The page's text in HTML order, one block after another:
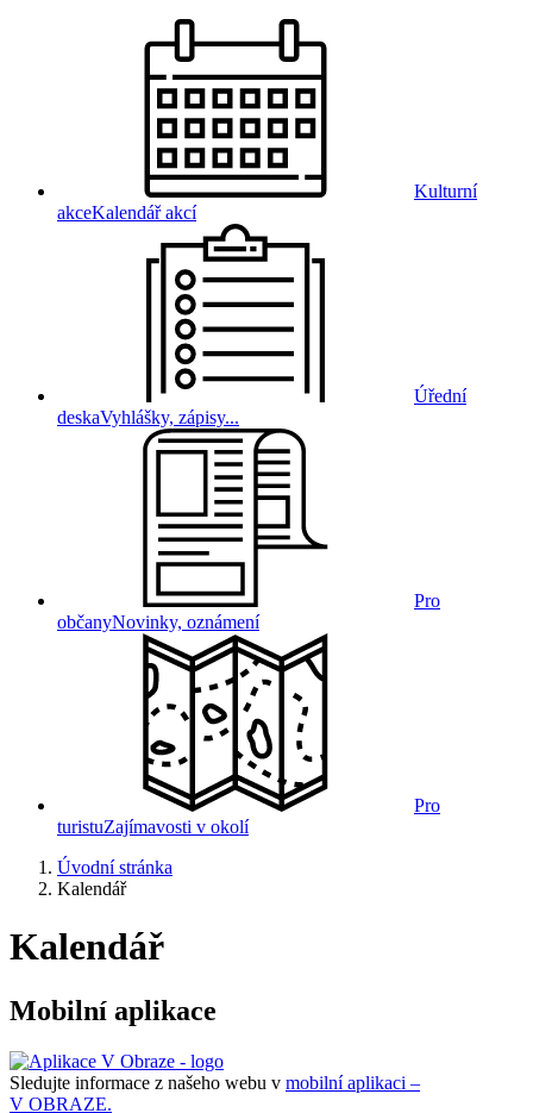
Kulturní
akceKalendář akcí
Úřední
deskaVyhlášky, zápisy...
Pro
občanyNovinky, oznámení
Pro
turistuZajímavosti v okolí
Úvodní stránka
Kalendář
Kalendář
Mobilní aplikace
Sledujte informace z našeho webu v mobilní aplikaci –
V OBRAZE.